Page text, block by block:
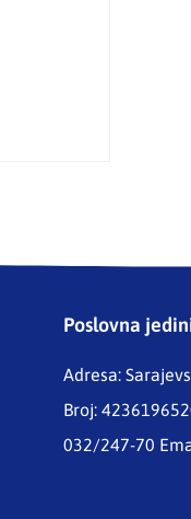
Poslovna
Adresa:
Broj:
032/247-70